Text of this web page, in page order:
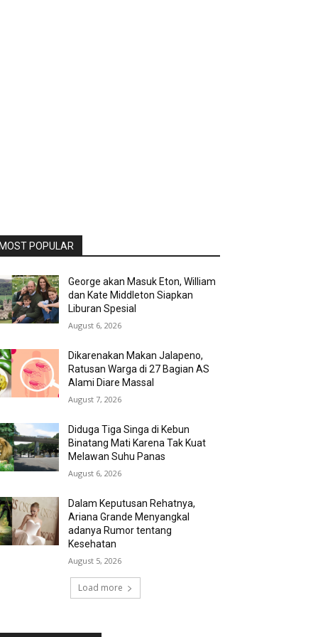
MOST POPULAR
George akan Masuk Eton, William
dan Kate Middleton Siapkan
Liburan Spesial
August 6, 2026
Dikarenakan Makan Jalapeno,
Ratusan Warga di 27 Bagian AS
Alami Diare Massal
August 7, 2026
Diduga Tiga Singa di Kebun
Binatang Mati Karena Tak Kuat
Melawan Suhu Panas
August 6, 2026
Dalam Keputusan Rehatnya,
Ariana Grande Menyangkal
adanya Rumor tentang
Kesehatan
August 5, 2026
Load more